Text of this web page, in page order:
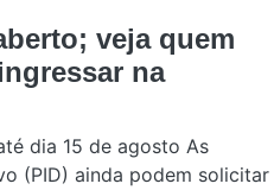
veja quem
na
dia 15 de agosto As
(PID) ainda podem solicitar